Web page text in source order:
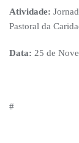
Atividade:
Pastoral da
Data: 25 de
#